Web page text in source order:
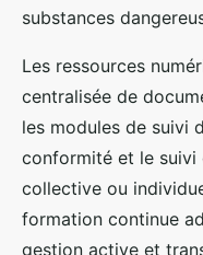
substances
Les ressources
centralisée de
les modules de suivi
conformité et le suivi
collective ou
formation continue
gestion active et